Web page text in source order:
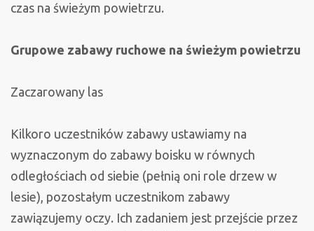
czas na świeżym powietrzu.
Grupowe zabawy ruchowe na świeżym powietrzu
Zaczarowany las
Kilkoro uczestników zabawy ustawiamy na
wyznaczonym do zabawy boisku w równych
odległościach od siebie (pełnią oni role drzew w
lesie), pozostałym uczestnikom zabawy
zawiązujemy oczy. Ich zadaniem jest przejście przez